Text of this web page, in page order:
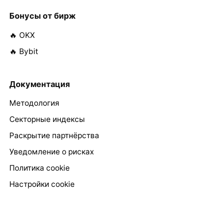
Бонусы от бирж
🔥 OKX
🔥 Bybit
Документация
Методология
Секторные индексы
Раскрытие партнёрства
Уведомление о рисках
Политика cookie
Настройки cookie